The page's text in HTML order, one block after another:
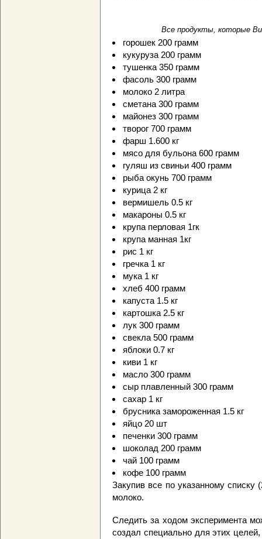
Все продукты, которые
горошек 200 грамм
кукуруза 200 грамм
тушенка 350 грамм
фасоль 300 грамм
молоко 2 литра
сметана 300 грамм
майонез 300 грамм
творог 700 грамм
фарш 1.600 кг
мясо для бульона 600 грамм
гуляш из свиньи 400 грамм
рыба окунь 700 грамм
курица 2 кг
вермишель 0.5 кг
макароны 0.5 кг
крупа перловая 1гк
крупа манная 1кг
рис 1 кг
гречка 1 кг
мука 1 кг
хлеб 400 грамм
капуста 1.5 кг
картошка 2.5 кг
лук 300 грамм
свекла 500 грамм
яблоки 0.7 кг
киви 1 кг
масло 300 грамм
сыр плавленный 300 грамм
сахар 1 кг
брусника замороженная 1.5 кг
яйцо 20 шт
печенки 300 грамм
шоколад 200 грамм
чай 100 грамм
кофе 100 грамм
Закупив все по указанному
молоко.
Следить за ходом эксперимента
создал специально для этих